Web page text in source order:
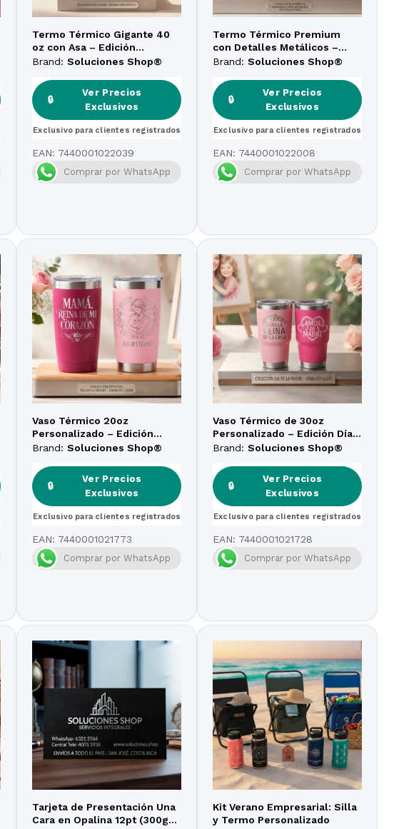
Termo Térmico Gigante 40
oz con Asa – Edición
Limitada Personalizada –
Brand: Soluciones Shop®
🔒
Ver Precios
Exclusivos
Exclusivo para clientes registrados
EAN: 7440001022039
Comprar por WhatsApp
Termo Térmico Premium
con Detalles Metálicos –
Edición Personalizada
Brand: Soluciones Shop®
🔒
Ver Precios
Exclusivos
Exclusivo para clientes registrados
EAN: 7440001022008
Comprar por WhatsApp
Vaso Térmico 20oz
Personalizado – Edición
«Amor Eterno» – Día de la
Brand: Soluciones Shop®
🔒
Ver Precios
Exclusivos
Exclusivo para clientes registrados
EAN: 7440001021773
Comprar por WhatsApp
Vaso Térmico de 30oz
Personalizado – Edición Día
de la Madre
Brand: Soluciones Shop®
🔒
Ver Precios
Exclusivos
Exclusivo para clientes registrados
EAN: 7440001021728
Comprar por WhatsApp
Tarjeta de Presentación Una
Cara en Opalina 12pt (300gr)
Kit Verano Empresarial: Silla
y Termo Personalizado